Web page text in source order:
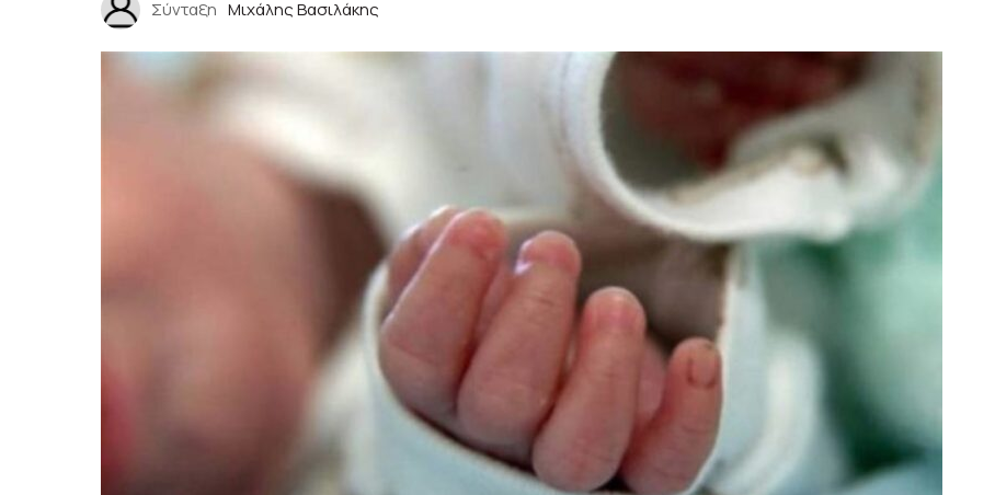
Σύνταξη Μιχάλης Βασιλάκης